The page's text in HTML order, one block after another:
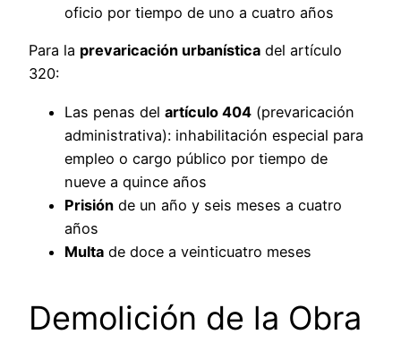
oficio por tiempo de uno a cuatro años
Para la prevaricación urbanística del artículo
320:
Las penas del artículo 404 (prevaricación
administrativa): inhabilitación especial para
empleo o cargo público por tiempo de
nueve a quince años
Prisión de un año y seis meses a cuatro
años
Multa de doce a veinticuatro meses
Demolición de la Obra